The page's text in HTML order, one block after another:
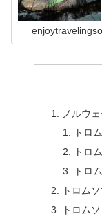
ノルウ
トロ
トロ
トロ
トロム
トロム